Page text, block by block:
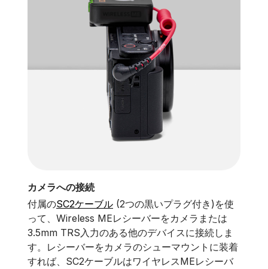
カメラへの接続
付属のSC2ケーブル (2つの黒いプラグ付き)を使
って、Wireless MEレシーバーをカメラまたは
3.5mm TRS入力のある他のデバイスに接続しま
す。レシーバーをカメラのシューマウントに装着
すれば、SC2ケーブルはワイヤレスMEレシーバ